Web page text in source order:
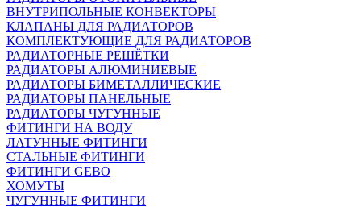
ВНУТРИПОЛЬНЫЕ КОНВЕКТОРЫ
КЛАПАНЫ ДЛЯ РАДИАТОРОВ
КОМПЛЕКТУЮЩИЕ ДЛЯ РАДИАТОРОВ
РАДИАТОРНЫЕ РЕШЁТКИ
РАДИАТОРЫ АЛЮМИНИЕВЫЕ
РАДИАТОРЫ БИМЕТАЛЛИЧЕСКИЕ
РАДИАТОРЫ ПАНЕЛЬНЫЕ
РАДИАТОРЫ ЧУГУННЫЕ
ФИТИНГИ НА ВОДУ
ЛАТУННЫЕ ФИТИНГИ
СТАЛЬНЫЕ ФИТИНГИ
ФИТИНГИ GEBO
ХОМУТЫ
ЧУГУННЫЕ ФИТИНГИ